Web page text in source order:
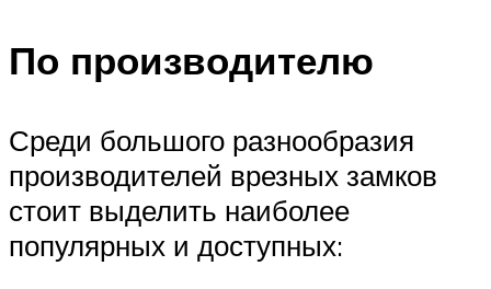
По производителю
Среди большого разнообразия
производителей врезных замков
стоит выделить наиболее
популярных и доступных: